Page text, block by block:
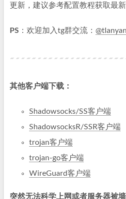
更新，建议参考配置教程获取最新
PS ：欢迎加入tg群交流：
其他客户端下载：
Shadowsocks/SS客户端
ShadowsocksR/SSR客户端
trojan客户端
trojan-go客户端
WireGuard客户端
突然无法科学上网或者服务器被墙